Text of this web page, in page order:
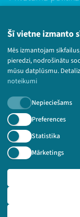
Šī vietne izmanto
Mēs izmantojam
pieredzi, nodrošinātu
mūsu datplūsmu.
noteikumi
Nepieciešams
Preferences
Statistika
Mārketings
© 2026 Sarunu
paturētas.
Piesakies
Nepalaid garām
Pieteikties
🔗 https://